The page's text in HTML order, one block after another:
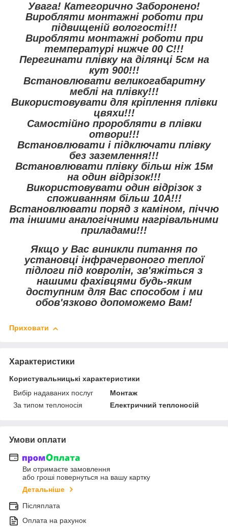
Увага! Категорично Заборонено!
Виробляти монтажні роботи при
підвищеній вологості!!!
Виробляти монтажні роботи при
температурі нижче 00 С!!!
Перегинати плівку на ділянці 5см на
кут 900!!!
Встановлювати великогабаритну
меблі на плівку!!!
Використовувати для кріплення плівки
цвяхи!!!
Самостійно проробляти в плівки
отвори!!!
Встановлювати і підключати плівку
без заземлення!!!
Встановлювати плівку більш ніж 15м
на один відрізок!!!
Використовувати один відрізок з
споживанням більш 10А!!!
Встановлювати поряд з каміном, піччю
та іншими аналогічними нагрівальними
приладами!!!
Якщо у Вас виникли питання по
установці інфрачервоного теплої
підлоги під ковролін, зв'яжіться з
нашими фахівцями будь-яким
доступним для Вас способом і ми
обов'язково допоможемо Вам!
Приховати
Характеристики
Користувальницькі характеристики
Вибір надаваних послуг
Монтаж
За типом теплоносія
Електричний теплоносій
Умови оплати
Ви отримаєте замовлення
або гроші повернуться на вашу картку
Детальніше
Післяплата
Оплата на рахунок